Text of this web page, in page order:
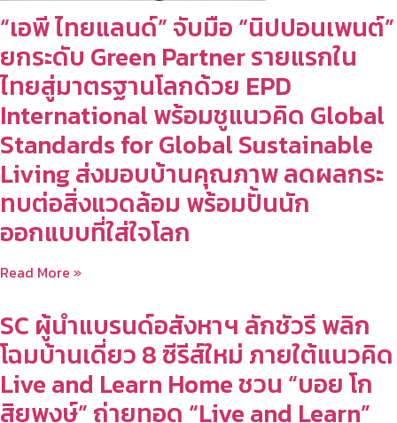
“เอพี ไทยแลนด์” จับมือ “นิปปอนเพนต์”
ยกระดับ Green Partner รายแรกใน
ไทยสู่มาตรฐานโลกด้วย EPD
International พร้อมชูแนวคิด Global
Standards for Global Sustainable
Living ส่งมอบบ้านคุณภาพ ลดผลกระ
ทบต่อสิ่งแวดล้อม พร้อมปั้นนัก
ออกแบบที่ใส่ใจโลก
Read More »
SC ผู้นำแบรนด์อสังหาฯ ลักชัวรี พลิก
โฉมบ้านเดี่ยว 8 ซีรีส์ใหม่ ภายใต้แนวคิด
Live and Learn Home ชวน “บอย โก
สิยพงษ์” ถ่ายทอด “Live and Learn”